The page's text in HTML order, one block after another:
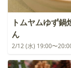
トムヤムゆず鍋
ん
2/12 (水) 19:00〜